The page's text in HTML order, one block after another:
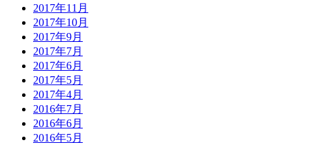
2017年11月
2017年10月
2017年9月
2017年7月
2017年6月
2017年5月
2017年4月
2016年7月
2016年6月
2016年5月